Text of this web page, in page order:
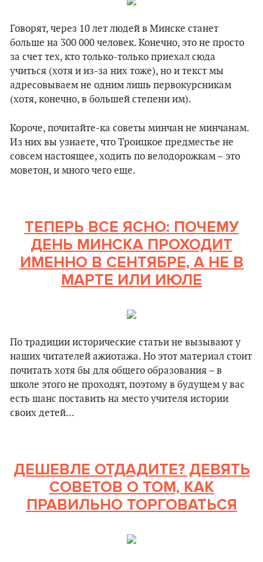
Говорят, через 10 лет людей в Минске станет
больше на 300 000 человек. Конечно, это не просто
за счет тех, кто только-только приехал сюда
учиться (хотя и из-за них тоже), но и текст мы
адресовываем не одним лишь первокурсникам
(хотя, конечно, в большей степени им).
Короче, почитайте-ка советы минчан не минчанам.
Из них вы узнаете, что Троицкое предместье не
совсем настоящее, ходить по велодорожкам – это
моветон, и много чего еще.
ТЕПЕРЬ ВСЕ ЯСНО: ПОЧЕМУ
ДЕНЬ МИНСКА ПРОХОДИТ
ИМЕННО В СЕНТЯБРЕ, А НЕ В
МАРТЕ ИЛИ ИЮЛЕ
По традиции исторические статьи не вызывают у
наших читателей ажиотажа. Но этот материал стоит
почитать хотя бы для общего образования – в
школе этого не проходят, поэтому в будущем у вас
есть шанс поставить на место учителя истории
своих детей...
ДЕШЕВЛЕ ОТДАДИТЕ? ДЕВЯТЬ
СОВЕТОВ О ТОМ, КАК
ПРАВИЛЬНО ТОРГОВАТЬСЯ